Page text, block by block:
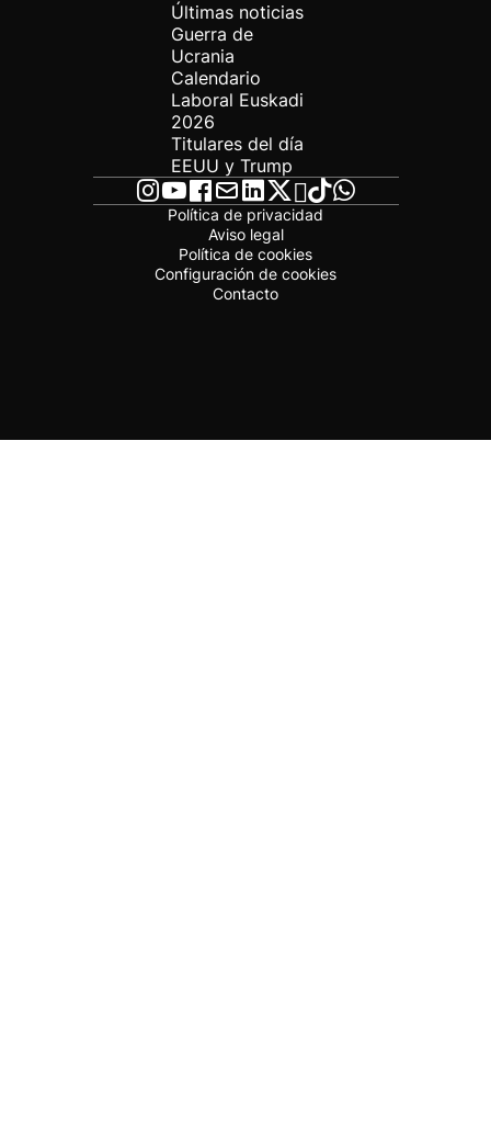
Últimas noticias
Guerra de
Ucrania
Calendario
Laboral Euskadi
2026
Titulares del día
EEUU y Trump
Política de privacidad
Aviso legal
Política de cookies
Configuración de cookies
Contacto